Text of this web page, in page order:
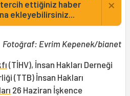
ettiğiniz haber
ekleyebilirsiniz...
×
Fotoğraf: Evrim Kepenek/bianet
(TİHV), İnsan Hakları Derneği
(TTB) İnsan Hakları
26 Haziran İşkence